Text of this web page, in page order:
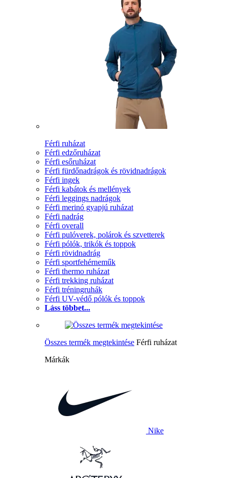
Férfi ruházat
Férfi edzőruházat
Férfi esőruházat
Férfi fürdőnadrágok és rövidnadrágok
Férfi ingek
Férfi kabátok és mellények
Férfi leggings nadrágok
Férfi merinó gyapjú ruházat
Férfi nadrág
Férfi overall
Férfi pulóverek, polárok és szvetterek
Férfi pólók, trikók és toppok
Férfi rövidnadrág
Férfi sportfehérneműk
Férfi thermo ruházat
Férfi trekking ruházat
Férfi tréningruhák
Férfi UV-védő pólók és toppok
Láss többet...
Összes termék megtekintése Férfi ruházat
Márkák
Nike